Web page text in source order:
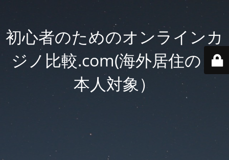
初心者のためのオンラインカ
ジノ比較.com(海外居住の日
本人対象）